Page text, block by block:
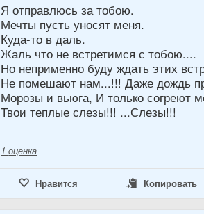
Я отправлюсь за тобою.
Мечты пусть уносят меня.
Куда-то в даль.
Жаль что не встретимся с тобою....
Но неприменно буду ждать этих
Не помешают нам...!!! Даже дождь
Морозы и вьюга, И только согреют
Твои теплые слезы!!! ...Слезы!!!
1 оценка
Нравится Копировать